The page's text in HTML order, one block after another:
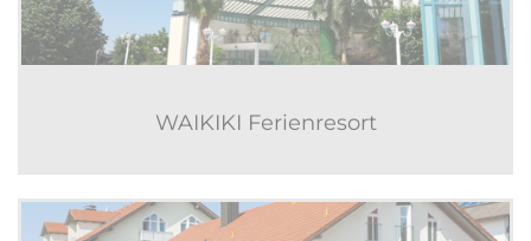
WAIKIKI Ferienresort